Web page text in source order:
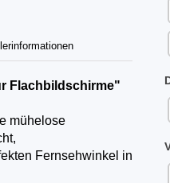
Flachbildschirme"
mühelose
Fernsehwinkel in